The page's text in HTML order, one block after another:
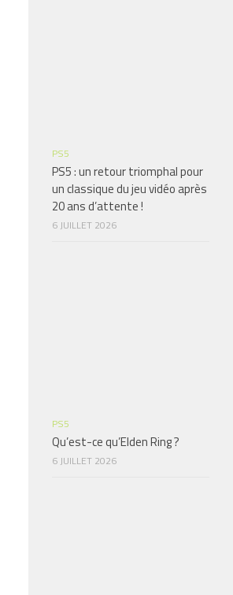
PS5
PS5 : un retour triomphal pour
un classique du jeu vidéo après
20 ans d’attente !
6 JUILLET 2026
PS5
Qu’est-ce qu’Elden Ring ?
6 JUILLET 2026